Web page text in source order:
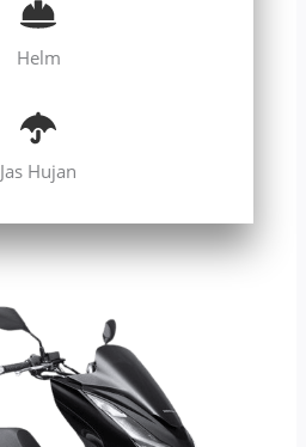
Helm
Jas Hujan